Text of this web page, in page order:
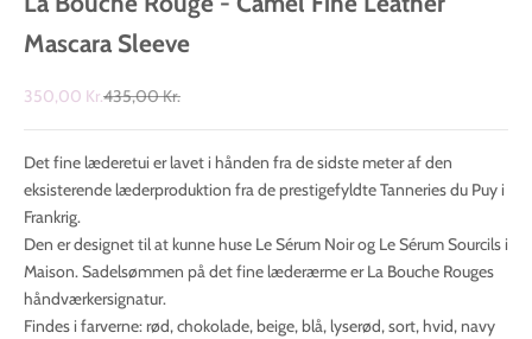
Mascara Sleeve
Salgspris
350,00 Kr.Normalpris
435,00 Kr.
Det fine læderetui er lavet i hånden fra de sidste meter af den
eksisterende læderproduktion fra de prestigefyldte Tanneries du Puy i
Frankrig.
Den er designet til at kunne huse Le Sérum Noir og Le Sérum Sourcils i
Maison. Sadelsømmen på det fine læderærme er La Bouche Rouges
håndværkersignatur.
Findes i farverne: rød, chokolade, beige, blå, lyserød, sort, hvid, navy